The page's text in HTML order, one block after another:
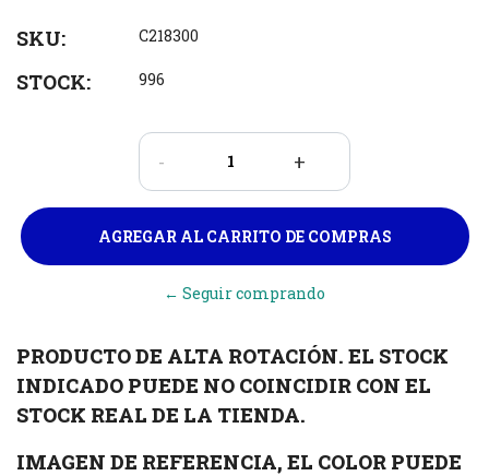
SKU: C218300
STOCK: 996
- +
← Seguir comprando
PRODUCTO DE ALTA ROTACIÓN. EL STOCK
INDICADO PUEDE NO COINCIDIR CON EL
STOCK REAL DE LA TIENDA.
IMAGEN DE REFERENCIA, EL COLOR PUEDE